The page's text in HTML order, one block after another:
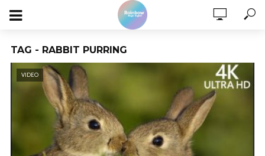
TAG - RABBIT PURRING
VIDEO